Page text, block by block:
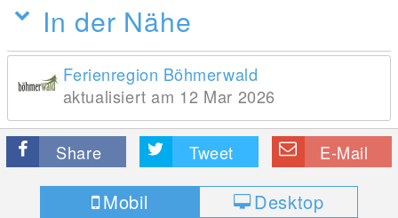
In der Nähe
Ferienregion Böhmerwald
aktualisiert am 12 Mar 2026
Share Tweet E-Mail
Mobil Desktop